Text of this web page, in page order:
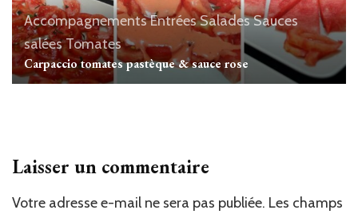
AccompagnementsEntréesSaladesSauces
saléesTomates
Carpaccio tomates pastèque & sauce rose
Laisser un commentaire
Votre adresse e-mail ne sera pas publiée. Les champs